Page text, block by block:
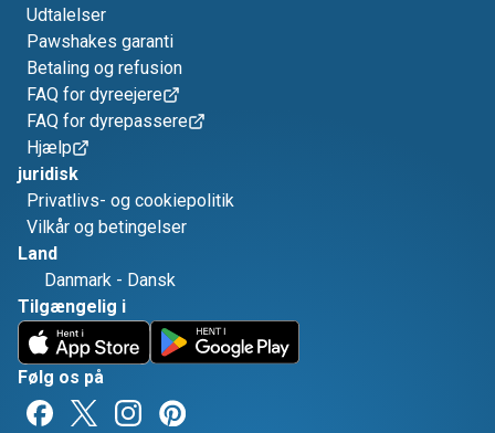
Udtalelser
Pawshakes garanti
Betaling og refusion
FAQ for dyreejere
FAQ for dyrepassere
Hjælp
juridisk
Privatlivs- og cookiepolitik
Vilkår og betingelser
Land
Danmark - Dansk
Tilgængelig i
Følg os på